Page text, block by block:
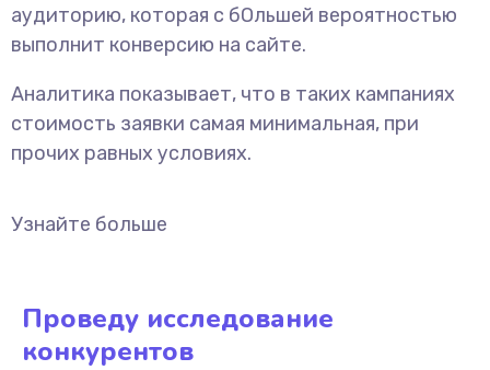
аудиторию, которая с бОльшей вероятностью
выполнит конверсию на сайте.
Аналитика показывает, что в таких кампаниях
стоимость заявки самая минимальная, при
прочих равных условиях.
Узнайте больше
Проведу исследование
конкурентов